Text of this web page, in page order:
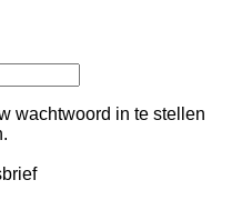
wachtwoord in te stellen